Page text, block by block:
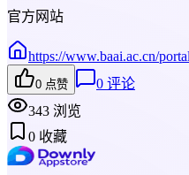
官方网站
https://www.baai.ac.cn/
0 点赞 0 评论
343 浏览
0 收藏